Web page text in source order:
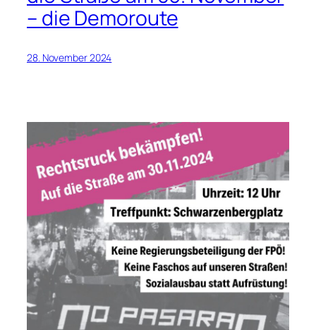
– die Demoroute
28. November 2024